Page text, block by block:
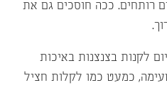
רותחים. ככה חוסכים גם את
לקנות בצנצנות באיכות
כמעט כמו לקלות חציל